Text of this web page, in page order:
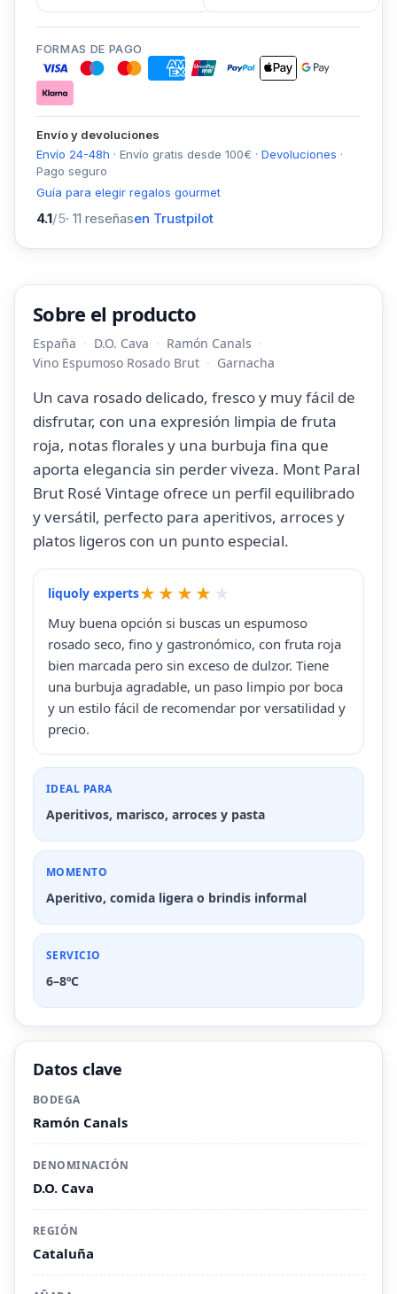
FORMAS DE PAGO
Envío y devoluciones
Envío 24-48h · Envío gratis desde 100€ · Devoluciones ·
Pago seguro
Guía para elegir regalos gourmet
4.1/5· 11 reseñasen Trustpilot
Sobre el producto
España D.O. Cava
Ramón Canals
Vino Espumoso Rosado Brut
Garnacha
Un cava rosado delicado, fresco y muy fácil de
disfrutar, con una expresión limpia de fruta
roja, notas florales y una burbuja fina que
aporta elegancia sin perder viveza. Mont Paral
Brut Rosé Vintage ofrece un perfil equilibrado
y versátil, perfecto para aperitivos, arroces y
platos ligeros con un punto especial.
liquoly experts
Muy buena opción si buscas un espumoso
rosado seco, fino y gastronómico, con fruta roja
bien marcada pero sin exceso de dulzor. Tiene
una burbuja agradable, un paso limpio por boca
y un estilo fácil de recomendar por versatilidad y
precio.
IDEAL PARA
Aperitivos, marisco, arroces y pasta
MOMENTO
Aperitivo, comida ligera o brindis informal
SERVICIO
6–8ºC
Datos clave
BODEGA
Ramón Canals
DENOMINACIÓN
D.O. Cava
REGIÓN
Cataluña